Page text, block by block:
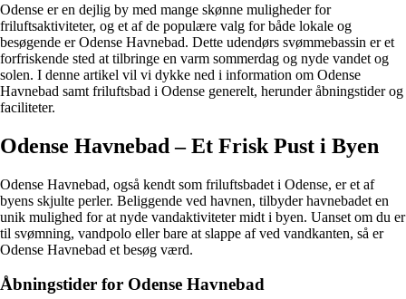
Odense er en dejlig by med mange skønne muligheder for
friluftsaktiviteter, og et af de populære valg for både lokale og
besøgende er Odense Havnebad. Dette udendørs svømmebassin er et
forfriskende sted at tilbringe en varm sommerdag og nyde vandet og
solen. I denne artikel vil vi dykke ned i information om Odense
Havnebad samt friluftsbad i Odense generelt, herunder åbningstider og
faciliteter.
Odense Havnebad – Et Frisk Pust i Byen
Odense Havnebad, også kendt som friluftsbadet i Odense, er et af
byens skjulte perler. Beliggende ved havnen, tilbyder havnebadet en
unik mulighed for at nyde vandaktiviteter midt i byen. Uanset om du er
til svømning, vandpolo eller bare at slappe af ved vandkanten, så er
Odense Havnebad et besøg værd.
Åbningstider for Odense Havnebad